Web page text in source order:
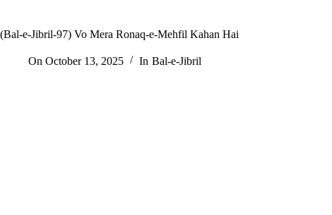
(Bal-e-Jibril-97) Vo Mera Ronaq-e-Mehfil Kahan Hai
On October 13, 2025 In Bal-e-Jibril